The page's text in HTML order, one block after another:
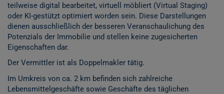
teilweise digital bearbeitet, virtuell möbliert (Virtual Staging)
oder KI-gestützt optimiert worden sein. Diese Darstellungen
dienen ausschließlich der besseren Veranschaulichung des
Potenzials der Immobilie und stellen keine zugesicherten
Eigenschaften dar.
Der Vermittler ist als Doppelmakler tätig.
Im Umkreis von ca. 2 km befinden sich zahlreiche
Lebensmittelgeschäfte sowie Geschäfte des täglichen